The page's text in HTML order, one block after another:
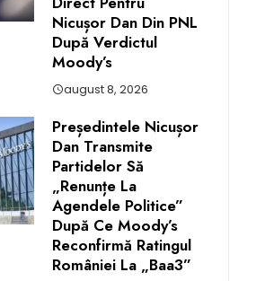
Nicușor Dan Din PNL
După Verdictul
Moody’s
august 8, 2026
Președintele Nicușor
Dan Transmite
Partidelor Să
„renunțe La
Agendele Politice”
După Ce Moody’s
Reconfirmă Ratingul
României La „Baa3”